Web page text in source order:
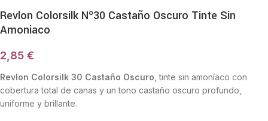
Revlon Colorsilk Nº30 Castaño Oscuro Tinte Sin
Amoniaco
2,85 €
Revlon Colorsilk 30 Castaño Oscuro , tinte sin amoníaco con
cobertura total de canas y un tono castaño oscuro profundo,
uniforme y brillante.